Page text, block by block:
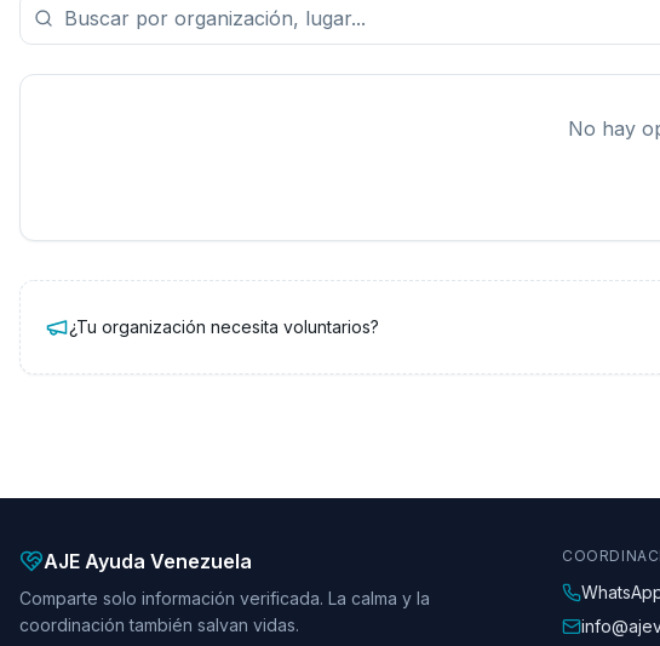
No hay
¿Tu organización necesita voluntarios?
AJE Ayuda Venezuela
Comparte solo información verificada. La calma y la
coordinación también salvan vidas.